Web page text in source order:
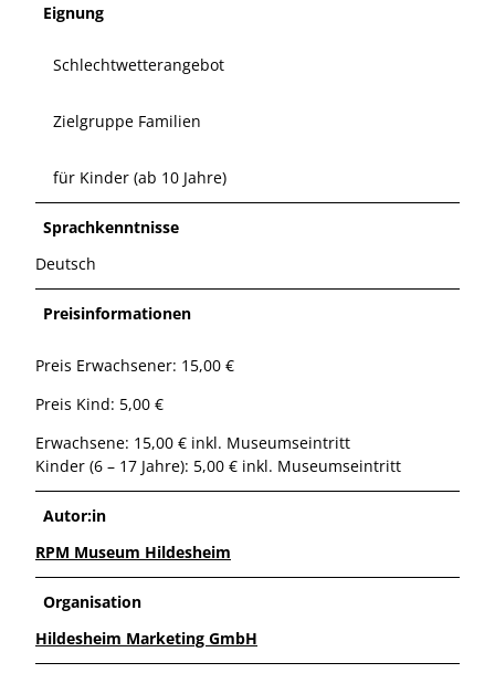
Eignung
Schlechtwetterangebot
Zielgruppe Familien
für Kinder (ab 10 Jahre)
Sprachkenntnisse
Deutsch
Preisinformationen
Preis Erwachsener: 15,00 €
Preis Kind: 5,00 €
Erwachsene: 15,00 € inkl. Museumseintritt
Kinder (6 – 17 Jahre): 5,00 € inkl. Museumseintritt
Autor:in
RPM Museum Hildesheim
Organisation
Hildesheim Marketing GmbH